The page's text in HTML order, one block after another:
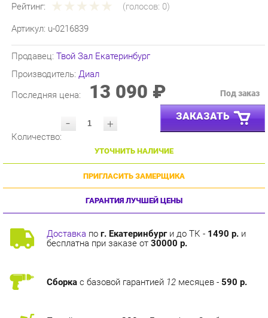
u-0216839
Производитель:Диал
Последняя цена: 13 090 ₽
- ЗАКАЗАТЬ
УТОЧНИТЬ НАЛИЧИЕ
ПРИГЛАСИТЬ ЗАМЕРЩИКА
ГАРАНТИЯ ЛУЧШЕЙ ЦЕНЫ
Доставкапог. Екатеринбурги до ТК -1490 р.и